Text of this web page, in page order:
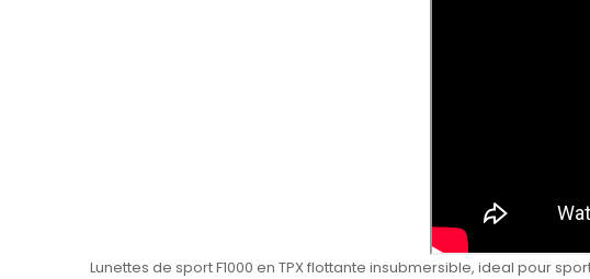
Lunettes de sport F1000 en TPX flottante insubmersible, ideal pour